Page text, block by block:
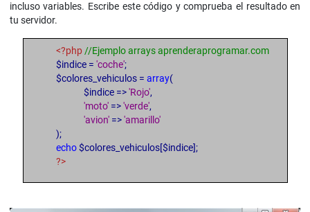
incluso variables. Escribe este código y comprueba el resultado en
tu servidor.
<?php //Ejemplo arrays aprenderaprogramar.com
$indice = 'coche';
$colores_vehiculos = array(
$indice =>'Rojo',
'moto'=>'verde',
'avion'=>'amarillo'
);
echo$colores_vehiculos[$indice];
?>